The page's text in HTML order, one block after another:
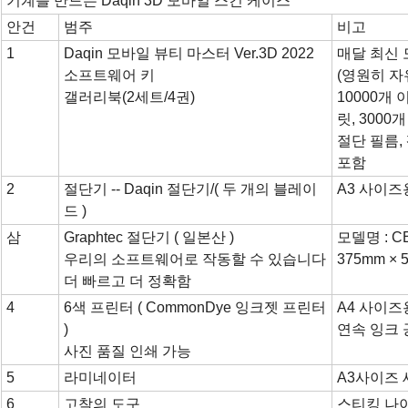
안건
범주
비고
1
Daqin 모바일 뷰티 마스터 Ver.3D 2022
소프트웨어 키
갤러리북(2세트/4권)
매달 최신
(영원히
10000개
릿, 3000
절단 필름,
포함
2
절단기 -- Daqin 절단기/( 두 개의 블레이
드 )
A3 사이즈
삼
Graphtec 절단기 ​​( 일본산 )
우리의 소프트웨어로 작동할 수 있습니다
더 빠르고 더 정확함
모델명 :
375mm ×
4
6색 프린터 ( CommonDye 잉크젯 프린터
)
사진 품질 인쇄 가능
A4 사이즈
연속 잉크
5 라미네이터
A3사이즈
6
고착의 도구 스티킹 나